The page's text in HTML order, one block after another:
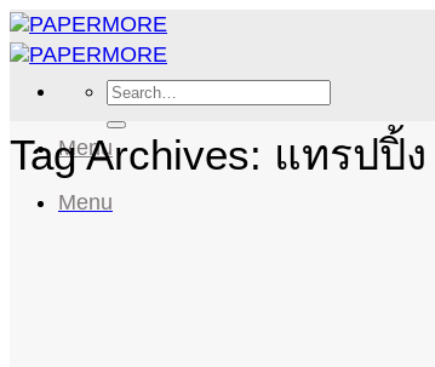
Skip
to
content
Search
Menu
Menu
Tag Archives: แทรปปิ้ง